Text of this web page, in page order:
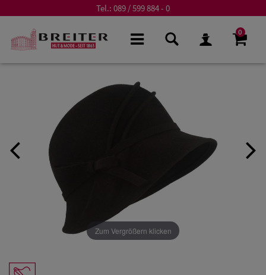
Tel.: 089 / 599 884 - 0
0
Zum Vergrößern klicken